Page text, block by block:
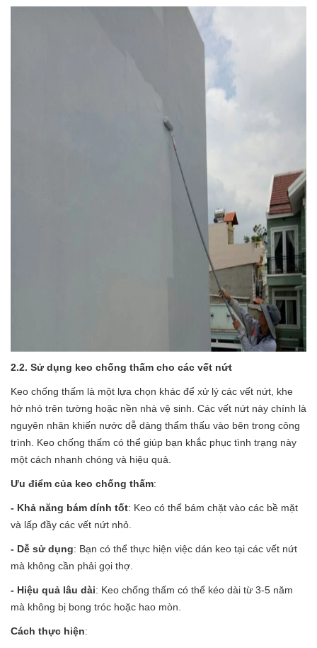
2.2. Sử dụng keo chống thấm cho các vết nứt
Keo chống thấm là một lựa chọn khác để xử lý các vết nứt, khe
hở nhỏ trên tường hoặc nền nhà vệ sinh. Các vết nứt này chính là
nguyên nhân khiến nước dễ dàng thẩm thấu vào bên trong công
trình. Keo chống thấm có thể giúp bạn khắc phục tình trạng này
một cách nhanh chóng và hiệu quả.
Ưu điểm của keo chống thấm:
- Khả năng bám dính tốt: Keo có thể bám chặt vào các bề mặt
và lấp đầy các vết nứt nhỏ.
- Dễ sử dụng: Bạn có thể thực hiện việc dán keo tại các vết nứt
mà không cần phải gọi thợ.
- Hiệu quả lâu dài: Keo chống thấm có thể kéo dài từ 3-5 năm
mà không bị bong tróc hoặc hao mòn.
Cách thực hiện: